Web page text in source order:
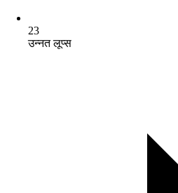
23
उन्नत लूप्स